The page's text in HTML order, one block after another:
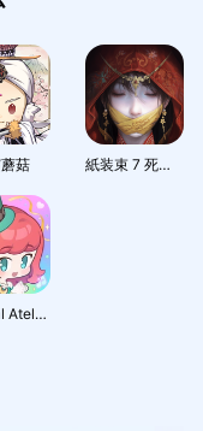
菇 紙装束 7 死の絆
Magical Atelier-JP